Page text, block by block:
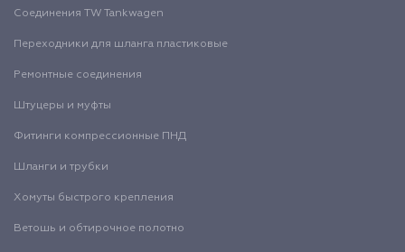
Соединения TW Tankwagen
Переходники для шланга пластиковые
Ремонтные соединения
Штуцеры и муфты
Фитинги компрессионные ПНД
Шланги и трубки
Хомуты быстрого крепления
Ветошь и обтирочное полотно